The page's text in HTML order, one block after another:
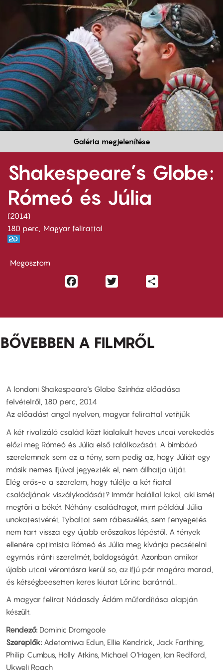
Galéria megjelenítése
Shakespeare’s Globe:
Rómeó és Júlia
2014
180 perc,
Magyar felirattal
Megosztom
Facebook
BŐVEBBEN A FILMRŐL
A londoni Shakespeare's Globe Színház előadása
felvételről, 180 perc, 2014
Az előadást angol nyelven, magyar felirattal vetítjük
A két rivalizáló család közt kialakult heves utcai verekedés
előzi meg Rómeó és Júlia első találkozását. A bimbózó
szerelemnek sem ez a tény, sem pedig az, hogy Júliát egy
másik nemes ifjúval jegyezték el, nem állhatja útját.
Elég erős-e a szerelem, hogy túlélje a két fiatal
családjának viszálykodását? Immár halállal lakol, aki ismét
megtöri a békét. Néhány családtagot, mint például Júlia
unokatestvérét, Tybaltot sem rábeszélés, sem fenyegetés
nem tart vissza egy újabb erőszakos lépéstől. A tények
ellenére optimista Rómeó és Júlia meg kívánja pecsételni
egymás iránti szerelmét, boldogságát. Azonban amikor
újabb utcai vérontásra kerül so, az ifjú pár magára marad,
és kétségbeesetten keres kiutat Lőrinc barátnál…
A magyar felirat Nádasdy Ádám műfordítása alapján
készült.
Rendező: Dominic Dromgoole
Szereplők: Adetomiwa Edun, Ellie Kendrick, Jack Farthing,
Philip Cumbus, Holly Atkins, Michael O'Hagen, Ian Redford,
Ukweli Roach